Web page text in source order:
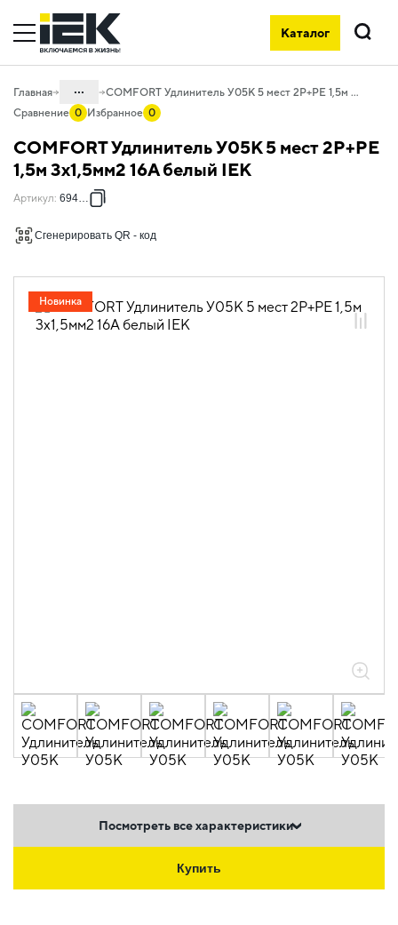
Каталог
Поиск
Главная ...
06. Изделия электроустановочные,
удлинители и силовые разъемы
06.02 Удлинители бытовые и сетевые
06.02.01.07 Удлинители бытовые
COMFORT Удлинитель У05К 5 мест 2P+PE 1,5м 3х1,5мм2 16А белый IEK
Сравнение 0 Избранное 0
COMFORT Удлинитель У05К 5 мест 2P+PE
1,5м 3х1,5мм2 16А белый IEK
Новинка
Артикул: 694631
Сгенерировать QR - код
Посмотреть все характеристики
Купить